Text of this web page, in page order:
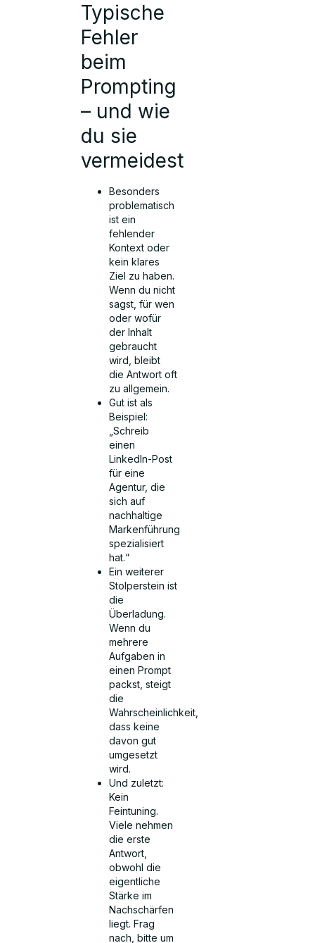
Typische
Fehler
beim
Prompting
– und wie
du sie
vermeidest
Besonders
problematisch
ist ein
fehlender
Kontext oder
kein klares
Ziel zu haben.
Wenn du nicht
sagst, für wen
oder wofür
der Inhalt
gebraucht
wird, bleibt
die Antwort oft
zu allgemein.
Gut ist als
Beispiel:
„Schreib
einen
LinkedIn-Post
für eine
Agentur, die
sich auf
nachhaltige
Markenführung
spezialisiert
hat.“
Ein weiterer
Stolperstein ist
die
Überladung.
Wenn du
mehrere
Aufgaben in
einen Prompt
packst, steigt
die
Wahrscheinlichkeit,
dass keine
davon gut
umgesetzt
wird.
Und zuletzt:
Kein
Feintuning.
Viele nehmen
die erste
Antwort,
obwohl die
eigentliche
Stärke im
Nachschärfen
liegt. Frag
nach, bitte um